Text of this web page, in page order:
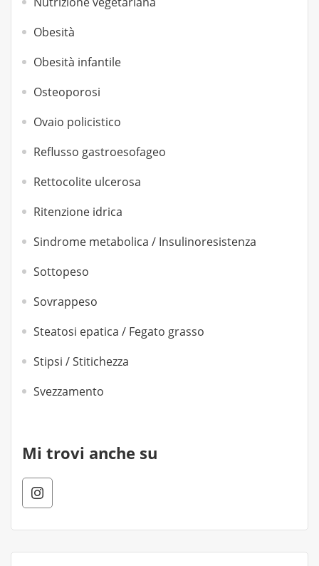
Obesità
Obesità infantile
Osteoporosi
Ovaio policistico
Reflusso gastroesofageo
Rettocolite ulcerosa
Ritenzione idrica
Sindrome metabolica / Insulinoresistenza
Sottopeso
Sovrappeso
Steatosi epatica / Fegato grasso
Stipsi / Stitichezza
Svezzamento
Mi trovi anche su